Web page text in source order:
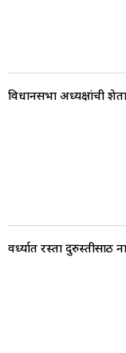
विधानसभा अध्यक्षांची
वर्ध्यात रस्ता